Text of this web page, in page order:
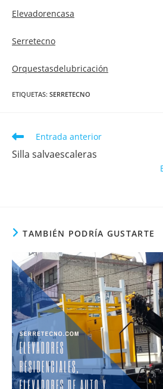
Elevadorencasa
Serretecno
Orquestasdelubricación
ETIQUETAS: SERRETECNO
Entrada anterior
Silla salvaescaleras
TAMBIÉN PODRÍA GUSTARTE